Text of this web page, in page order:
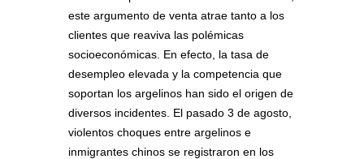
este argumento de venta atrae tanto a los
clientes que reaviva las polémicas
socioeconómicas. En efecto, la tasa de
desempleo elevada y la competencia que
soportan los argelinos han sido el origen de
diversos incidentes. El pasado 3 de agosto,
violentos choques entre argelinos e
inmigrantes chinos se registraron en los